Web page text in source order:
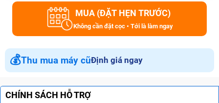
MUA (ĐẶT HẸN TRƯỚC)
Không cần đặt cọc • Tới là làm ngay
💰Thu mua máy cũĐịnh giá ngay
CHÍNH SÁCH HỖ TRỢ